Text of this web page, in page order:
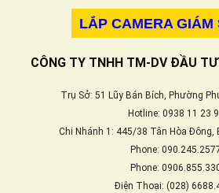
LẮP CAMERA GIÁM
CÔNG TY TNHH TM-DV ĐẦU
Trụ Sở: 51 Lũy Bán Bích, Phường
Hotline: 0938 11 23
Chi Nhánh 1: 445/38 Tân Hòa Đông,
Phone:
Phone:
Điện Thoại: (028)